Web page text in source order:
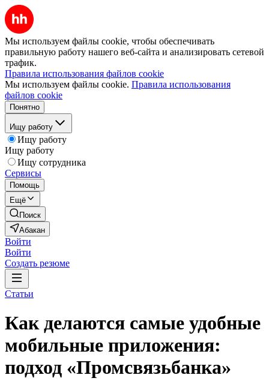
Мы используем файлы cookie, чтобы обеспечивать
правильную работу нашего веб-сайта и анализировать сетевой
трафик.
Правила использования файлов cookie
Мы используем файлы cookie. Правила использования
файлов cookie
Понятно
Ищу работу
Ищу работу
Ищу работу
Ищу сотрудника
Сервисы
Помощь
Ещё
Поиск
Абакан
Войти
Войти
Создать резюме
Статьи
Как делаются самые удобные
мобильные приложения:
подход «Промсвязьбанка»